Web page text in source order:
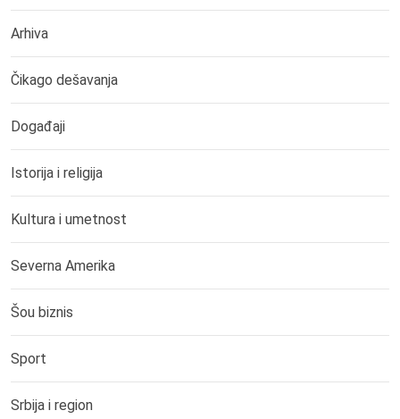
Arhiva
Čikago dešavanja
Događaji
Istorija i religija
Kultura i umetnost
Severna Amerika
Šou biznis
Sport
Srbija i region